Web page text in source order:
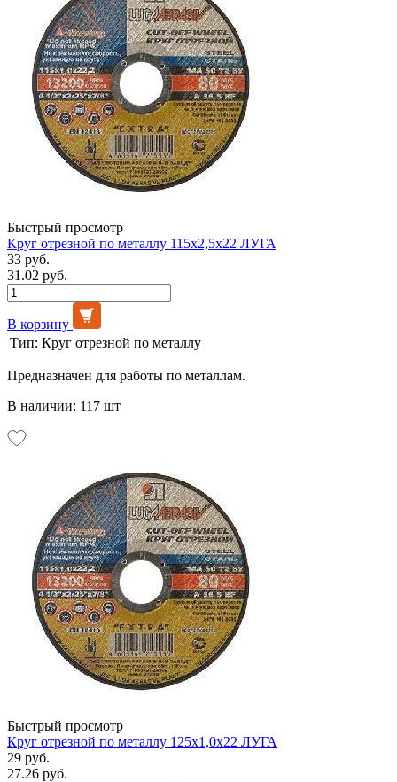
Быстрый просмотр
Круг отрезной по металлу 115х2,5х22 ЛУГА
33 руб.
31.02 руб.
В корзину
Тип: Круг отрезной по металлу
Предназначен для работы по металлам.
В наличии: 117 шт
Быстрый просмотр
Круг отрезной по металлу 125х1,0х22 ЛУГА
29 руб.
27.26 руб.